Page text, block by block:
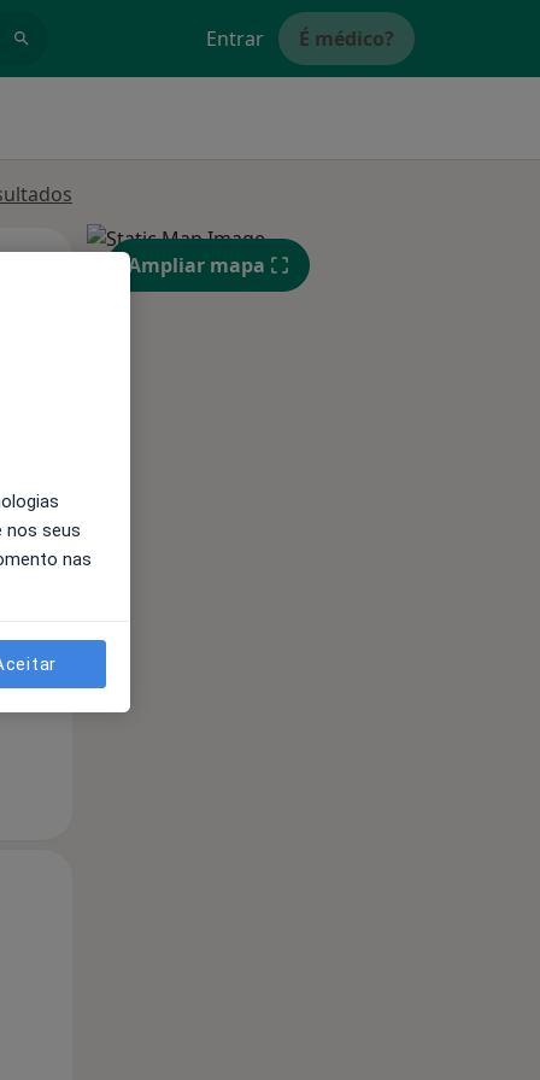
Entrar É médico?
Qui, Sex,
14 Ago
Qua
Ampliar mapa
nos seus
nas